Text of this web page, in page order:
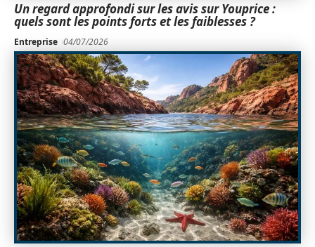
Un regard approfondi sur les avis sur Youprice :
quels sont les points forts et les faiblesses ?
Entreprise 04/07/2026